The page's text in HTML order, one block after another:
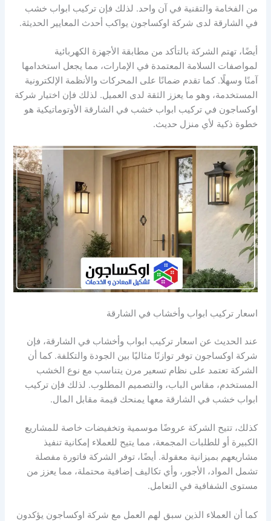
من الفخامة والتقنية في آن واحد. لذلك فإن تركيب ابواب خشب
في الشارقة لدى شركة اوكساجون يواكب أحدث المعايير الحديثة.
أيضًا، تهتم الشركة بالتأكد من مطابقة الأجهزة الكهربائية
لمواصفات السلامة المعتمدة في الإمارات، مما يجعل استخدامها
آمنًا وسهلًا. كما تقدم ضمانًا على المحركات والأنظمة الإلكترونية
المستخدمة، وهو ما يعزز الثقة لدى العميل. لذلك فإن اختيار شركة
اوكساجون في تركيب ابواب خشب في الشارقة الأوتوماتيكية هو
خطوة ذكية لأي منزل حديث.
اسعار تركيب ابواب وأخشاب في الشارقة
عند الحديث عن اسعار تركيب ابواب وأخشاب في الشارقة، فإن
شركة اوكساجون توفر توازنًا مثاليًا بين الجودة والتكلفة. كما أن
الشركة تعتمد على نظام تسعير مرن يتناسب مع نوع الخشب
المستخدم، مقاس الباب، والتصميم المطلوب. لذلك فإن تركيب
ابواب خشب في الشارقة معها يمنحك قيمة مقابل المال.
كذلك، تتيح الشركة عروضًا موسمية وتخفيضات خاصة للمشاريع
الكبيرة أو للطلبات المجمعة، مما يتيح للعملاء إمكانية تنفيذ
مشاريعهم بميزانية معقولة. أيضًا، توفر الشركة فاتورة مفصلة
تشمل المواد، الأجور، وأي تكاليف إضافية محتملة، مما يعزز من
مستوى الشفافية في التعامل.
كما أن العملاء الذين سبق لهم العمل مع شركة اوكساجون يؤكدون